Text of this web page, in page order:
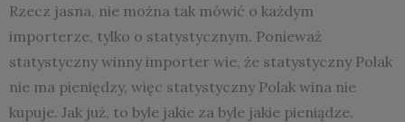
Rzecz jasna, nie można tak mówić o każdym
importerze, tylko o statystycznym. Ponieważ
statystyczny winny importer wie, że statystyczny Polak
nie ma pieniędzy, więc statystyczny Polak wina nie
kupuje. Jak już, to byle jakie za byle jakie pieniądze.